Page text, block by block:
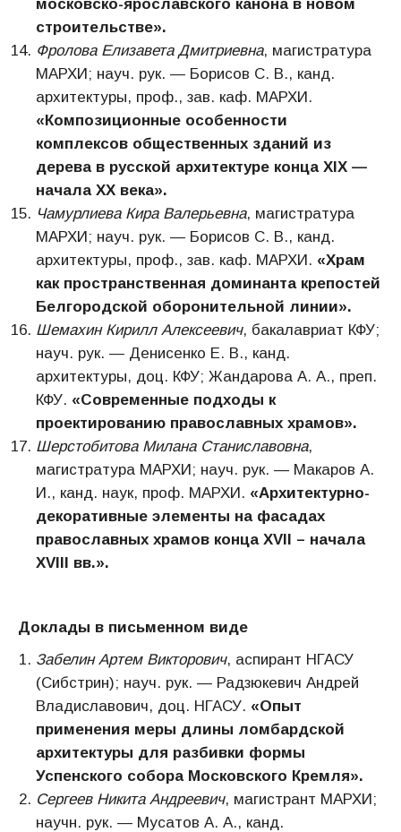
московско-ярославского канона в новом
строительстве».
Фролова Елизавета Дмитриевна, магистратура
МАРХИ; науч. рук. — Борисов С. В., канд.
архитектуры, проф., зав. каф. МАРХИ.
«Композиционные особенности
комплексов общественных зданий из
дерева в русской архитектуре конца XIX —
начала ХХ века».
Чамурлиева Кира Валерьевна, магистратура
МАРХИ; науч. рук. — Борисов С. В., канд.
архитектуры, проф., зав. каф. МАРХИ. «Храм
как пространственная доминанта крепостей
Белгородской оборонительной линии».
Шемахин Кирилл Алексеевич, бакалавриат КФУ;
науч. рук. — Денисенко Е. В., канд.
архитектуры, доц. КФУ; Жандарова А. А., преп.
КФУ. «Cовременные подходы к
проектированию православных храмов».
Шерстобитова Милана Станиславовна,
магистратура МАРХИ; науч. рук. — Макаров А.
И., канд. наук, проф. МАРХИ. «Архитектурно-
декоративные элементы на фасадах
православных храмов конца XVII – начала
XVIII вв.».
Доклады в письменном виде
Забелин Артем Викторович, аспирант НГАСУ
(Сибстрин); науч. рук. — Радзюкевич Андрей
Владиславович, доц. НГАСУ. «Опыт
применения меры длины ломбардской
архитектуры для разбивки формы
Успенского собора Московского Кремля».
Сергеев Никита Андреевич, магистрант МАРХИ;
научн. рук. — Мусатов А. А., канд.